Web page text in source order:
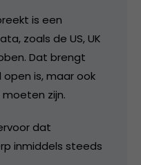
is een
zoals de US, UK
Dat brengt
is, maar ook
zijn.
dat
inmiddels steeds